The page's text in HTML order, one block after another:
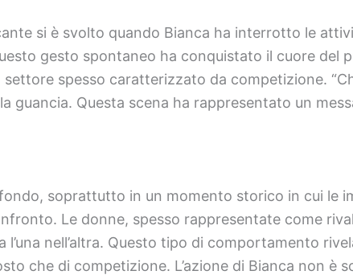
si è svolto quando Bianca ha interrotto le
gesto spontaneo ha conquistato il cuore del
spesso caratterizzato da competizione.
guancia. Questa scena ha rappresentato un
soprattutto in un momento storico in cui le
Le donne, spesso rappresentate come
nell’altra. Questo tipo di comportamento
che di competizione. L’azione di Bianca non è